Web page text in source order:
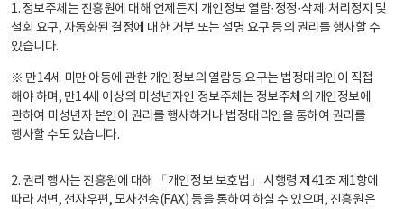
1. 정보주체는 진흥원에 대해 언제든지 개인정보 열람·정정·삭제·처리정지 및
철회 요구, 자동화된 결정에 대한 거부 또는 설명 요구 등의 권리를 행사할 수
있습니다.
※ 만14세 미만 아동에 관한 개인정보의 열람등 요구는 법정대리인이 직접
해야 하며, 만14세 이상의 미성년자인 정보주체는 정보주체의 개인정보에
관하여 미성년자 본인이 권리를 행사하거나 법정대리인을 통하여 권리를
행사할 수도 있습니다.
2. 권리 행사는 진흥원에 대해 「개인정보 보호법」 시행령 제41조 제1항에
따라 서면, 전자우편, 모사전송(FAX) 등을 통하여 하실 수 있으며, 진흥원은